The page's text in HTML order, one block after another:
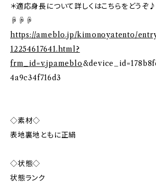
＊適応身長について詳しくはこちらをどうぞ♪
☟☟☟
https://ameblo.jp/kimonoyatento/
12254617641.html?
frm_id=v.jpameblo
4a9c34f716d3
◇素材◇
表地裏地ともに正絹
◇状態◇
状態ランク